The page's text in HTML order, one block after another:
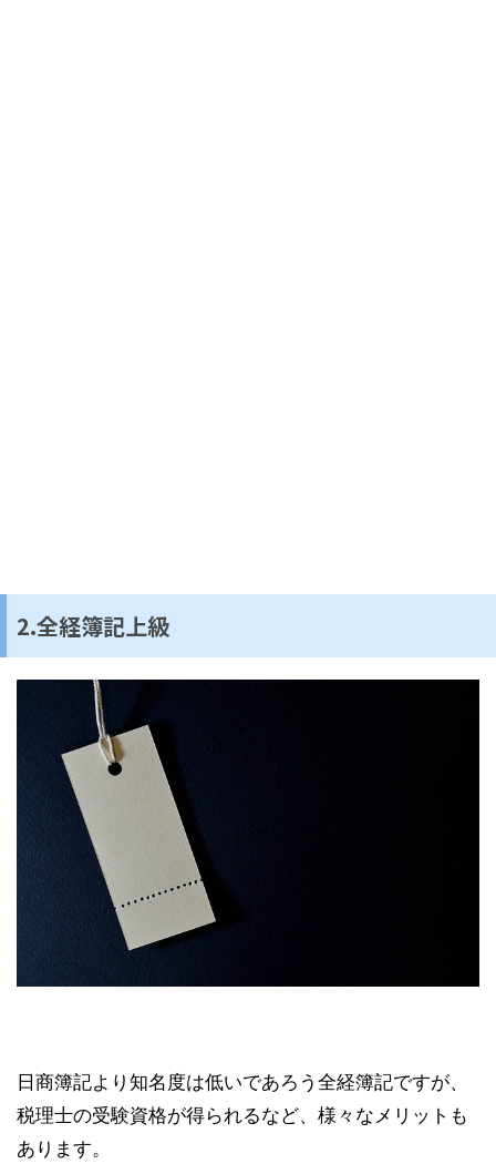
2.全経簿記上級
日商簿記より知名度は低いであろう全経簿記ですが、
税理士の受験資格が得られるなど、様々なメリットも
あります。